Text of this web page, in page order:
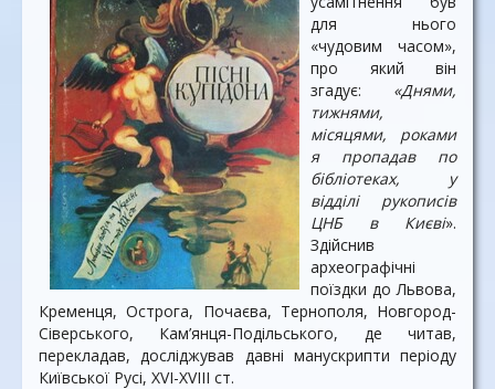
для нього
«чудовим часом»,
про який він
згадує: «Днями,
тижнями,
місяцями, роками
я пропадав по
бібліотеках, у
відділі рукописів
ЦНБ в Києві».
Здійснив
археографічні
поїздки до Львова,
Кременця, Острога, Почаєва, Тернополя, Новгород-
Сіверського, Кам’янця-Подільського, де читав,
перекладав, досліджував давні манускрипти періоду
Київської Русі, ХVІ-ХVІІІ ст.